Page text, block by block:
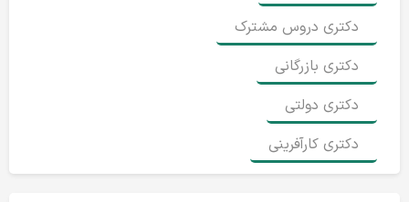
دکتری دروس مشترک
دکتری بازرگانی
دکتری دولتی
دکتری کارآفرینی